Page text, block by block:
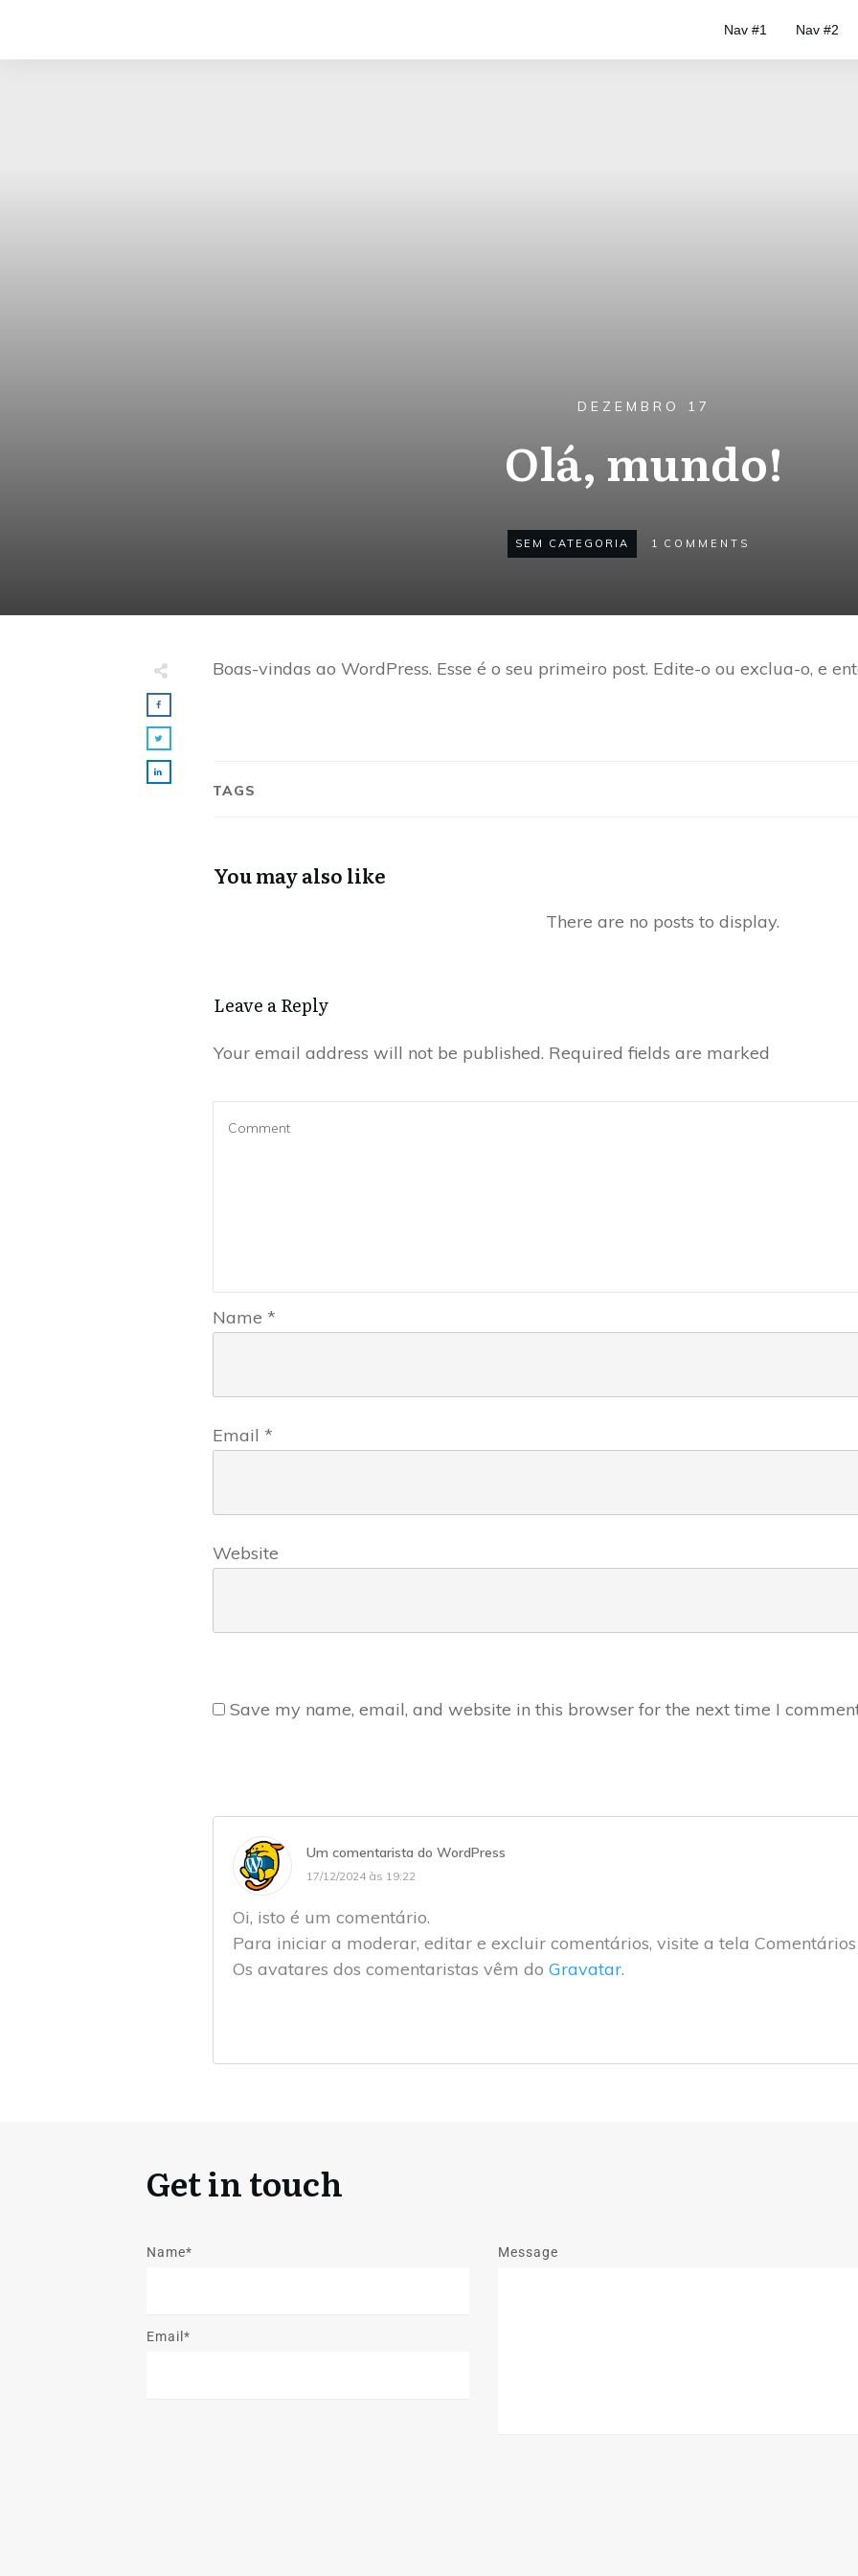
Nav #1 Nav #2
DEZEMBRO 17
Olá, mundo!
SEM CATEGORIA 1 COMMENTS
Boas-vindas ao WordPress. Esse é o seu primeiro post. Edite-o ou exclua-o, e
TAGS
You may also like
Leave a Reply
Your email address will not be published. Required fields are marked
Name *
Email *
Website
Save my name, email, and website in this browser for the next time I
Um comentarista do WordPress
17/12/2024 às 19:22
Oi, isto é um comentário.
Para iniciar a moderar, editar e excluir comentários, visite a tela
Os avatares dos comentaristas vêm do Gravatar.
Get in touch
Name*
Email*
Message